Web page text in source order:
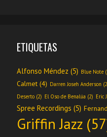
ETIQUETAS
Alfonso Méndez (5) Blue Note
Calmet (4) Darren Joseh Anderson
Deserto (2) El Oso de Benalúa (2) Eric
Spree Recordings (5)
Griffin Jazz